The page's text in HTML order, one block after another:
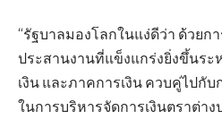
“รัฐบาลมองโลกในแง่ดีว่า ด้วยก
ประสานงานที่แข็งแกร่งยิ่งขึ้นระ
เงิน และภาคการเงิน ควบคู่ไปกั
ในการบริหารจัดการเงินตราต่าง